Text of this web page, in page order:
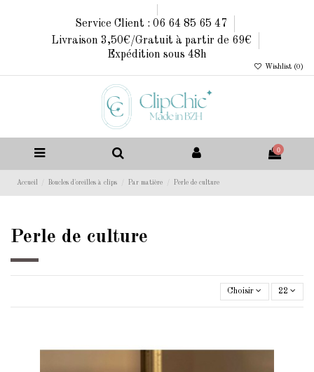
Service Client : 06 64 85 65 47
Livraison 3,50€/Gratuit à partir de 69€
Expédition sous 48h
Wishlist (0 )
0
Accueil Boucles d'oreilles à clips Par matière Perle de culture
Perle de culture
Choisir 22